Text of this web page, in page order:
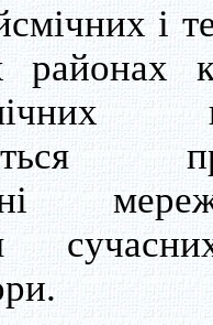
і
районах